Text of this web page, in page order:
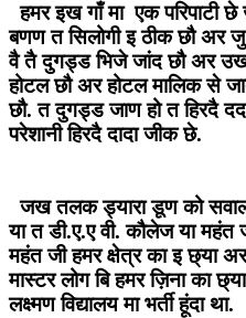
हमर इख गाँ मा एक परिपाटी
बणण त सिलोगी इ ठीक छौ अर जु
वै तै दुगड्ड भिजे जांद छौ अर उख
होटल छौ अर होटल मालिक से
छौ. त दुगड्ड जाण हो त हिरदै
परेशानी हिरदै दादा जीक छे.
जख तलक ड्यारा डूण को सवाल
या त डी.ए.ए वी. कौलेज या महंत
महंत जी हमर क्षेत्र का इ छ्या अर
मास्टर लोग बि हमर ज़िना का
लक्ष्मण विद्यालय मा भर्ती हूंदा था.